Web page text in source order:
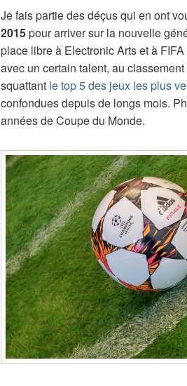
Je fais partie des déçus qui en ont
2015pour arriver sur la nouvelle
place libre à Electronic Arts et à
avec un certain talent, au
squattant le top 5 des jeux les plus
confondues depuis de longs mois.
années de Coupe du Monde.